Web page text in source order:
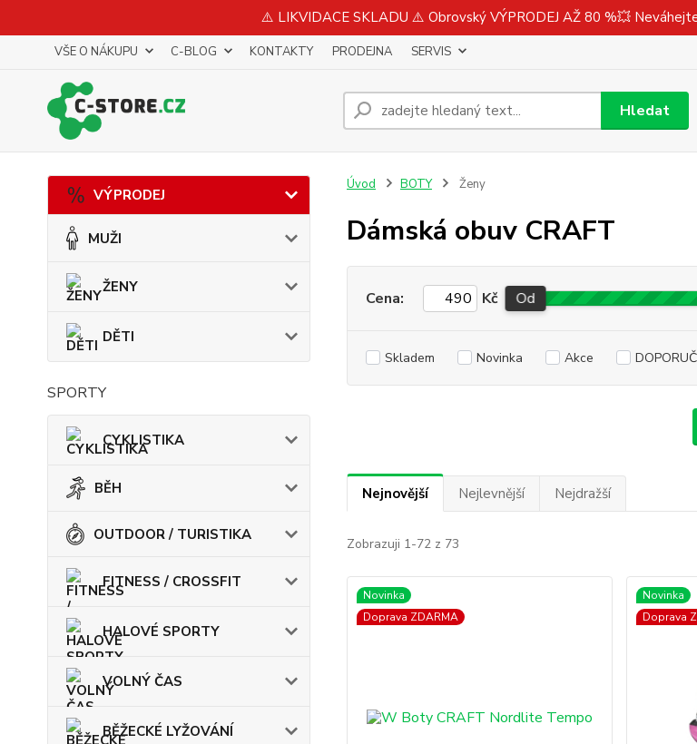
⚠️ LIKVIDACE SKLADU ⚠️ Obrovský VÝPRODEJ AŽ 80 %💥
VŠE O NÁKUPU C-BLOG KONTAKTY PRODEJNA SERVIS
Hledat
VÝPRODEJ
MUŽI
ŽENY
DĚTI
SPORTY
CYKLISTIKA
BĚH
OUTDOOR / TURISTIKA
FITNESS / CROSSFIT
HALOVÉ SPORTY
VOLNÝ ČAS
BĚŽECKÉ LYŽOVÁNÍ
Úvod BOTY Ženy
Dámská obuv CRAFT
Cena: Kč Od
Skladem Novinka Akce
Nejnovější Nejlevnější Nejdražší
Zobrazuji 1-72 z 73
Novinka
Doprava ZDARMA
Novinka
Doprava